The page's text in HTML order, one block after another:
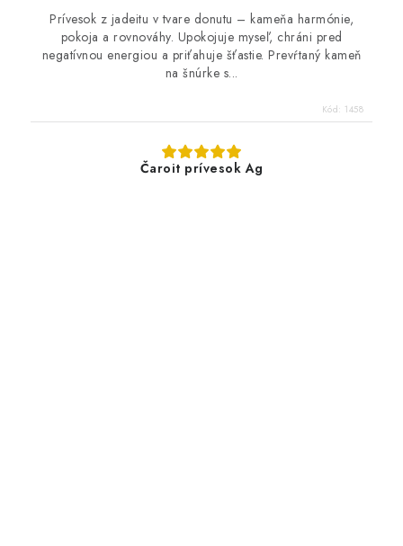
Prívesok z jadeitu v tvare donutu – kameňa harmónie,
pokoja a rovnováhy. Upokojuje myseľ, chráni pred
negatívnou energiou a priťahuje šťastie. Prevŕtaný kameň
na šnúrke s...
Kód: 1458
Čaroit prívesok Ag